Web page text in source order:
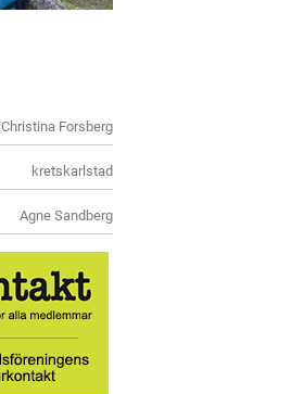
Christina Forsberg
kretskarlstad
Agne Sandberg